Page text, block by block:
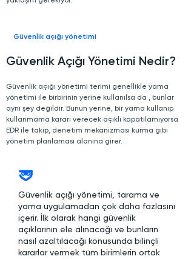
Güvenlik açığı yönetimi
Güvenlik Açığı Yönetimi Nedir?
Güvenlik açığı yönetimi terimi genellikle yama
yönetimi ile birbirinin yerine kullanılsa da , bunlar
aynı şey değildir. Bunun yerine, bir yama kullanıp
kullanmama kararı verecek açıklı kapatılamıyorsa
EDR ile takip, denetim mekanizması kurma gibi
yönetim planlaması alanına girer.
Güvenlik açığı yönetimi, tarama ve
yama uygulamadan çok daha fazlasını
içerir. İlk olarak hangi güvenlik
açıklarının ele alınacağı ve bunların
nasıl azaltılacağı konusunda bilinçli
kararlar vermek tüm birimlerin ortak